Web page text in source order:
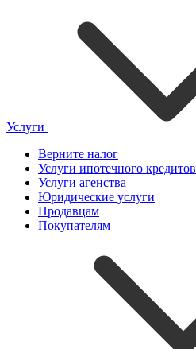
Услуги
Верните налог
Услуги ипотечного
Услуги агенства
Юридические услуги
Продавцам
Покупателям